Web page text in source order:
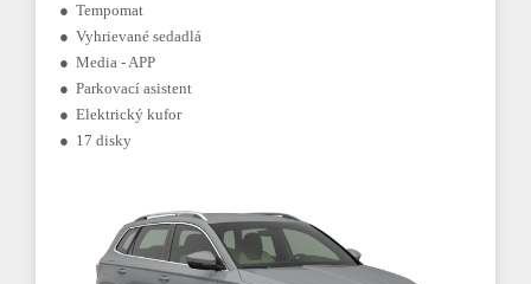
● Tempomat
● Vyhrievané sedadlá
● Media - APP
● Parkovací asistent
● Elektrický kufor
● 17 disky